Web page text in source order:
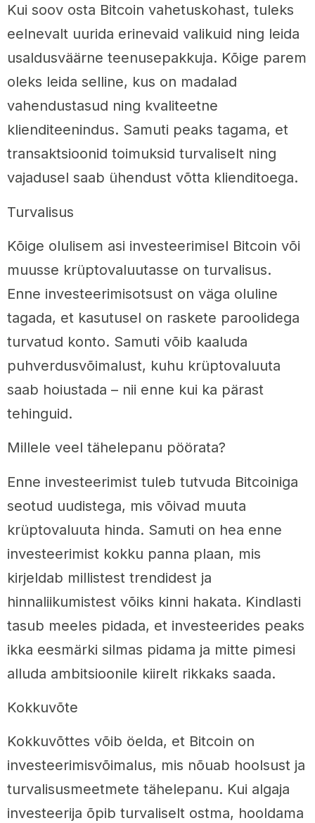
Kui soov osta Bitcoin vahetuskohast, tuleks
eelnevalt uurida erinevaid valikuid ning leida
usaldusväärne teenusepakkuja. Kõige parem
oleks leida selline, kus on madalad
vahendustasud ning kvaliteetne
klienditeenindus. Samuti peaks tagama, et
transaktsioonid toimuksid turvaliselt ning
vajadusel saab ühendust võtta klienditoega.
Turvalisus
Kõige olulisem asi investeerimisel Bitcoin või
muusse krüptovaluutasse on turvalisus.
Enne investeerimisotsust on väga oluline
tagada, et kasutusel on raskete paroolidega
turvatud konto. Samuti võib kaaluda
puhverdusvõimalust, kuhu krüptovaluuta
saab hoiustada – nii enne kui ka pärast
tehinguid.
Millele veel tähelepanu pöörata?
Enne investeerimist tuleb tutvuda Bitcoiniga
seotud uudistega, mis võivad muuta
krüptovaluuta hinda. Samuti on hea enne
investeerimist kokku panna plaan, mis
kirjeldab millistest trendidest ja
hinnaliikumistest võiks kinni hakata. Kindlasti
tasub meeles pidada, et investeerides peaks
ikka eesmärki silmas pidama ja mitte pimesi
alluda ambitsioonile kiirelt rikkaks saada.
Kokkuvõte
Kokkuvõttes võib öelda, et Bitcoin on
investeerimisvõimalus, mis nõuab hoolsust ja
turvalisusmeetmete tähelepanu. Kui algaja
investeerija õpib turvaliselt ostma, hooldama